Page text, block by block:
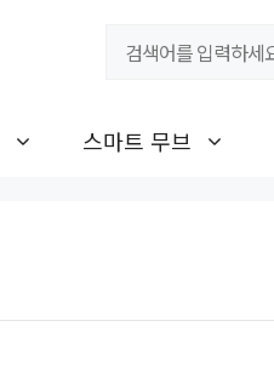
스마트 무브